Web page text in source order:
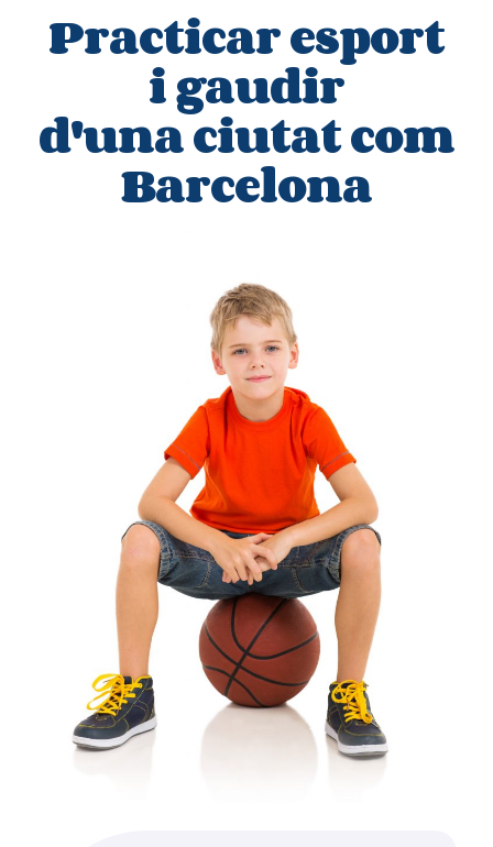
Practicar esport
i gaudir
d'una ciutat com
Barcelona